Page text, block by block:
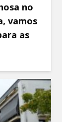
no
vamos
as